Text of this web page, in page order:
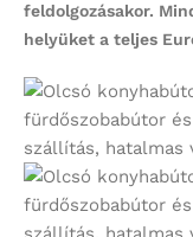
feldolgozásakor.
helyüket a teljes